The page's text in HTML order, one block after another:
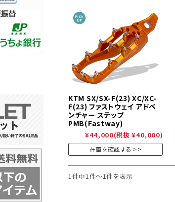
KTM SX/SX-F(23) XC/XC-
F(23) ファストウェイ アドベ
ンチャー ステップ
PMB(Fastway)
¥44,000(税抜 ¥40,000)
在庫を確認する
1件中1件～1件を表示